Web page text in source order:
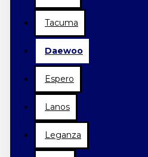
Tacuma
Daewoo
Espero
Lanos
Leganza